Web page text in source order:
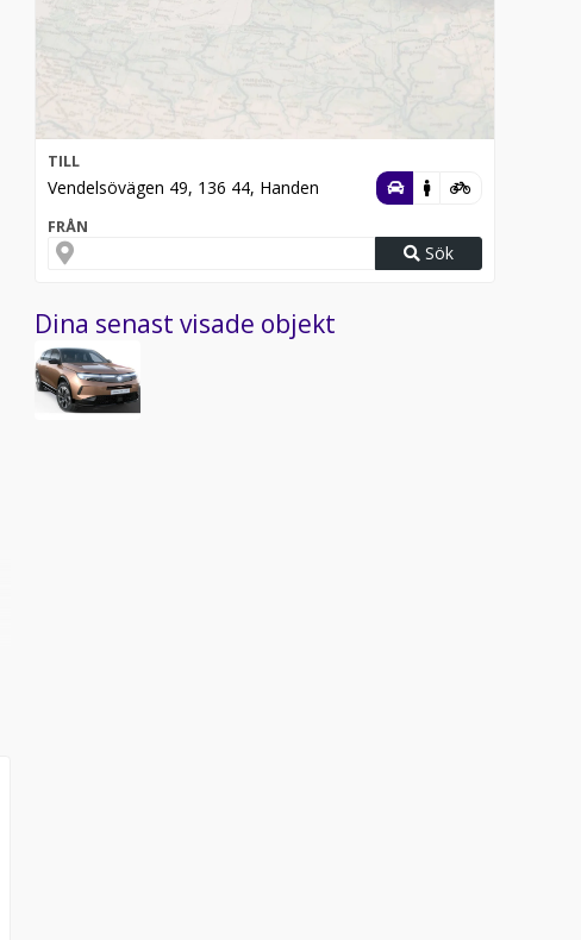
TILL
Vendelsövägen 49, 136 44, Handen
FRÅN
Sök
Dina senast visade objekt